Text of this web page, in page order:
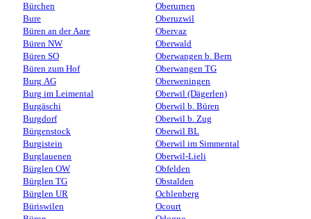
Bürchen
Bure
Büren an der Aare
Büren NW
Büren SO
Büren zum Hof
Burg AG
Burg im Leimental
Burgäschi
Burgdorf
Bürgenstock
Burgistein
Burglauenen
Bürglen OW
Bürglen TG
Bürglen UR
Büriswilen
Oberurnen
Oberuzwil
Obervaz
Oberwald
Oberwangen b. Bern
Oberwangen TG
Oberweningen
Oberwil (Dägerlen)
Oberwil b. Büren
Oberwil b. Zug
Oberwil BL
Oberwil im Simmental
Oberwil-Lieli
Obfelden
Obstalden
Ochlenberg
Ocourt